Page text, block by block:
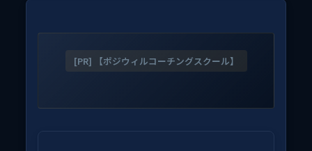
[PR] 【ポジウィルコーチングスクール】